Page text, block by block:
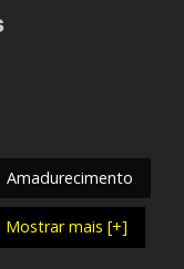
Amadurecimento
Mostrar mais [+]